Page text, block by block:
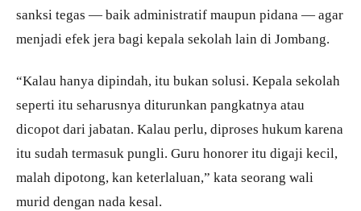
sanksi tegas — baik administratif maupun pidana — agar
menjadi efek jera bagi kepala sekolah lain di Jombang.
“Kalau hanya dipindah, itu bukan solusi. Kepala sekolah
seperti itu seharusnya diturunkan pangkatnya atau
dicopot dari jabatan. Kalau perlu, diproses hukum karena
itu sudah termasuk pungli. Guru honorer itu digaji kecil,
malah dipotong, kan keterlaluan,” kata seorang wali
murid dengan nada kesal.